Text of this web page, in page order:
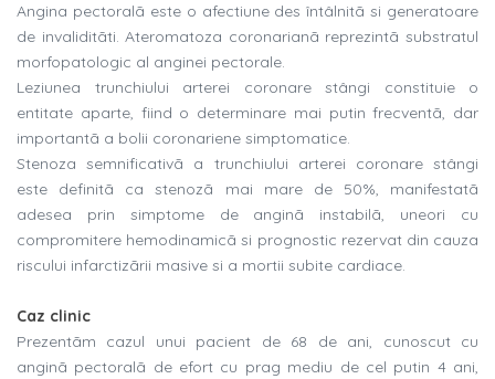
Angina pectoralã este o afectiune des întâlnitã si generatoare
de invaliditãti. Ateromatoza coronarianã reprezintã substratul
morfopatologic al anginei pectorale.
Leziunea trunchiului arterei coronare stângi constituie o
entitate aparte, fiind o determinare mai putin frecventã, dar
importantã a bolii coronariene simptomatice.
Stenoza semnificativã a trunchiului arterei coronare stângi
este definitã ca stenozã mai mare de 50%, manifestatã
adesea prin simptome de anginã instabilã, uneori cu
compromitere hemodinamicã si prognostic rezervat din cauza
riscului infarctizãrii masive si a mortii subite cardiace.
Caz clinic
Prezentãm cazul unui pacient de 68 de ani, cunoscut cu
anginã pectoralã de efort cu prag mediu de cel putin 4 ani,